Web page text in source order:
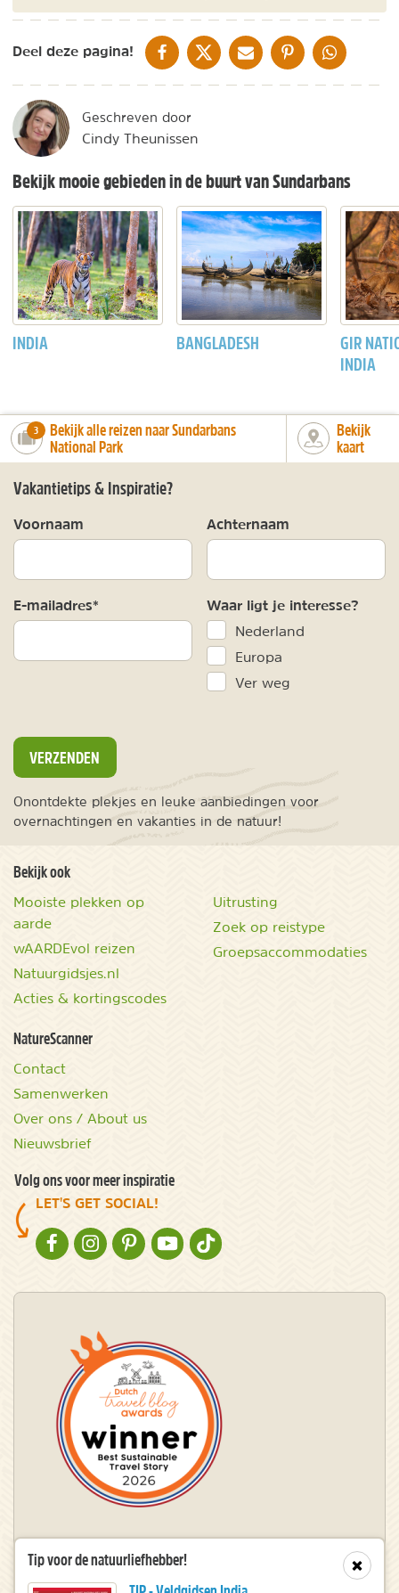
Deel deze pagina! DELEN OP FACEBOOK
DELEN OP XDELEN VIA DE MAIL
DELEN OP PINTEREST
DELEN OP
Geschreven door
Cindy Theunissen
Bekijk mooie gebieden in de buurt van Sundarbans
INDIA BANGLADESH
GIR
INDIA
number_of_trips:
3
Bekijk alle reizen naar Sundarbans
National Park
Bekijk
kaart
Vakantietips & Inspiratie?
Voornaam Achternaam
E-mailadres* Waar ligt je interesse?
Nederland
Europa
Ver weg
VERZENDEN
Onontdekte plekjes en leuke aanbiedingen voor
overnachtingen en vakanties in de natuur!
Bekijk ook
Mooiste plekken op
aarde
wAARDEvol reizen
Natuurgidsjes.nl
Acties & kortingscodes
Uitrusting
Zoek op reistype
Groepsaccommodaties
NatureScanner
Contact
Samenwerken
Over ons / About us
Nieuwsbrief
Volg ons voor meer inspiratie
LET'S GET SOCIAL!
NATURESCANNER OP FACEBOOK
NATURESCANNER OP INSTAGRAM
NATURESCANNER OP PINTEREST
NATURESCANNER OP YOUTUBE
NATURESCANNER OP TIKTOK
Sluit
Tip voor de natuurliefhebber!